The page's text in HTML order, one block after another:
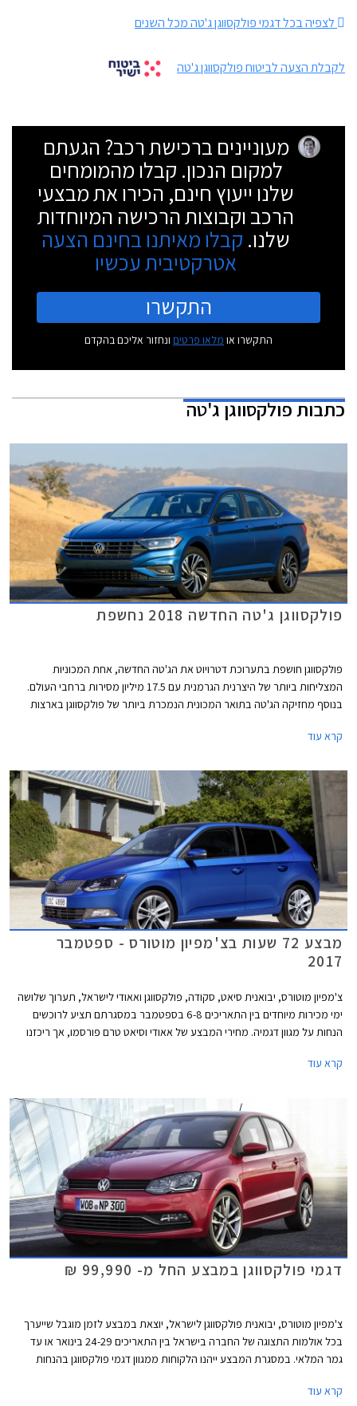
לצפיה בכל דגמי פולקסווגן ג'טה מכל השנים
לקבלת הצעה לביטוח פולקסווגן ג'טה
מעוניינים ברכישת רכב? הגעתם
למקום הנכון. קבלו מהמומחים
שלנו ייעוץ חינם, הכירו את מבצעי
הרכב וקבוצות הרכישה המיוחדות
שלנו. קבלו מאיתנו בחינם הצעה
אטרקטיבית עכשיו
התקשרו
התקשרו או מלאו פרטים ונחזור אליכם בהקדם
כתבותפולקסווגן ג'טה
פולקסווגן ג'טה החדשה 2018 נחשפת
פולקסווגן חושפת בתערוכת דטרויוט את הג'טה החדשה, אחת המכוניות
המצליחות ביותר של היצרנית הגרמנית עם 17.5 מיליון מסירות ברחבי העולם.
בנוסף מחזיקה הג'טה בתואר המכונית הנמכרת ביותר של פולקסווגן בארצות
קרא עוד
מבצע 72 שעות בצ'מפיון מוטורס - ספטמבר
2017
צ'מפיון מוטורס, יבואנית סיאט, סקודה, פולקסווגן ואאודי לישראל, תערוך שלושה
ימי מכירות מיוחדים בין התאריכים 6-8 בספטמבר במסגרתם תציע לרוכשים
הנחות על מגוון דגמיה. מחירי המבצע של אאודי וסיאט טרם פורסמו, אך ריכזנו
ופולקסווגן.
קרא עוד
דגמי פולקסווגן במבצע החל מ- 99,990 ₪
צ'מפיון מוטורס, יבואנית פולקסווגן לישראל, יוצאת במבצע לזמן מוגבל שייערך
בכל אולמות התצוגה של החברה בישראל בין התאריכים 24-29 בינואר או עד
גמר המלאי. במסגרת המבצע ייהנו הלקוחות ממגוון דגמי פולקסווגן בהנחות
קרא עוד